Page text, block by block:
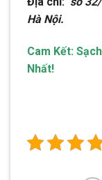
Hà Nội.
Cam Kết:
Nhất!